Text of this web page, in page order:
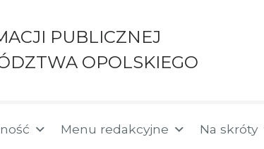
PUBLICZNEJ
OPOLSKIEGO
Menu redakcyjne Na skróty